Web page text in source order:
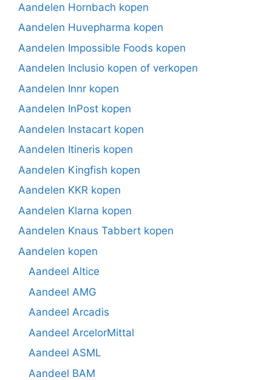
Aandelen Hornbach kopen
Aandelen Huvepharma kopen
Aandelen Impossible Foods kopen
Aandelen Inclusio kopen of verkopen
Aandelen Innr kopen
Aandelen InPost kopen
Aandelen Instacart kopen
Aandelen Itineris kopen
Aandelen Kingfish kopen
Aandelen KKR kopen
Aandelen Klarna kopen
Aandelen Knaus Tabbert kopen
Aandelen kopen
Aandeel Altice
Aandeel AMG
Aandeel Arcadis
Aandeel ArcelorMittal
Aandeel ASML
Aandeel BAM